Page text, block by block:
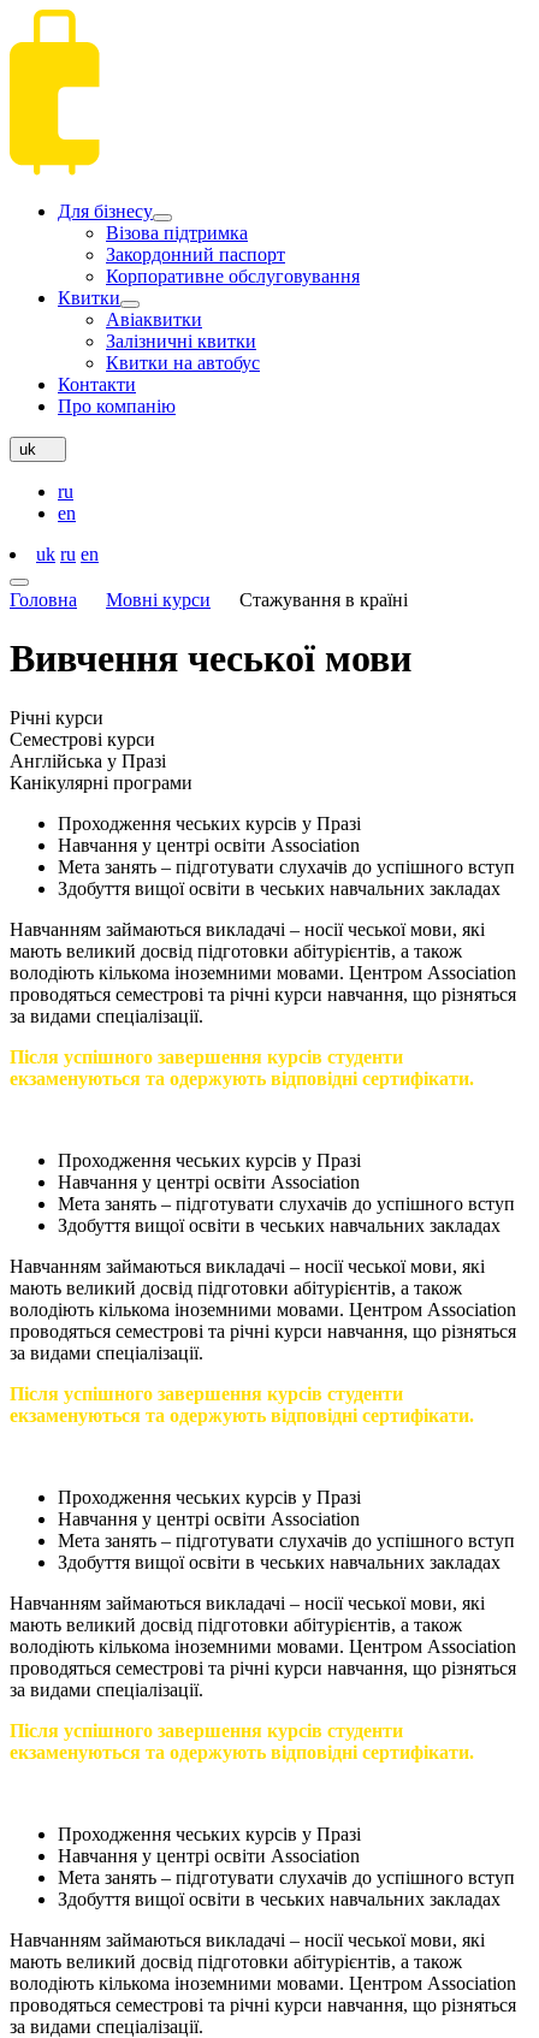
Для бізнесу
Візова підтримка
Закордонний паспорт
Корпоративне обслуговування
Квитки
Авіаквитки
Залізничні квитки
Квитки на автобус
Контакти
Про компанію
uk
ru
en
uk ru en
Головна Мовні курси Стажування в країні
Вивчення чеської мови
Річні курси
Семестрові курси
Англійська у Празі
Канікулярні програми
Проходження чеських курсів у Празі
Навчання у центрі освіти Association
Мета занять – підготувати слухачів до успішного вступ
Здобуття вищої освіти в чеських навчальних закладах
Навчанням займаються викладачі – носії чеської мови, які
мають великий досвід підготовки абітурієнтів, а також
володіють кількома іноземними мовами. Центром Association
проводяться семестрові та річні курси навчання, що різняться
за видами спеціалізації.
Після успішного завершення курсів студенти
екзаменуються та одержують відповідні сертифікати.
Проходження чеських курсів у Празі
Навчання у центрі освіти Association
Мета занять – підготувати слухачів до успішного вступ
Здобуття вищої освіти в чеських навчальних закладах
Навчанням займаються викладачі – носії чеської мови, які
мають великий досвід підготовки абітурієнтів, а також
володіють кількома іноземними мовами. Центром Association
проводяться семестрові та річні курси навчання, що різняться
за видами спеціалізації.
Після успішного завершення курсів студенти
екзаменуються та одержують відповідні сертифікати.
Проходження чеських курсів у Празі
Навчання у центрі освіти Association
Мета занять – підготувати слухачів до успішного вступ
Здобуття вищої освіти в чеських навчальних закладах
Навчанням займаються викладачі – носії чеської мови, які
мають великий досвід підготовки абітурієнтів, а також
володіють кількома іноземними мовами. Центром Association
проводяться семестрові та річні курси навчання, що різняться
за видами спеціалізації.
Після успішного завершення курсів студенти
екзаменуються та одержують відповідні сертифікати.
Проходження чеських курсів у Празі
Навчання у центрі освіти Association
Мета занять – підготувати слухачів до успішного вступ
Здобуття вищої освіти в чеських навчальних закладах
Навчанням займаються викладачі – носії чеської мови, які
мають великий досвід підготовки абітурієнтів, а також
володіють кількома іноземними мовами. Центром Association
проводяться семестрові та річні курси навчання, що різняться
за видами спеціалізації.